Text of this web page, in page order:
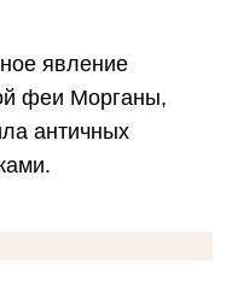
явление
феи Морганы,
античных